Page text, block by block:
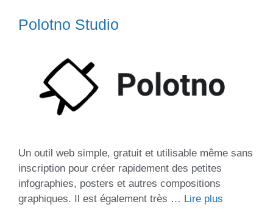
Polotno Studio
Un outil web simple, gratuit et utilisable même sans
inscription pour créer rapidement des petites
infographies, posters et autres compositions
graphiques. Il est également très … Lire plus